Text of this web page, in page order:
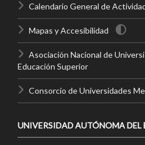
Calendario General de
Mapas y Accesibilidad
Asociación Nacional de
Educación Superior
Consorcio de Universidades
UNIVERSIDAD AUTÓNOMA DEL